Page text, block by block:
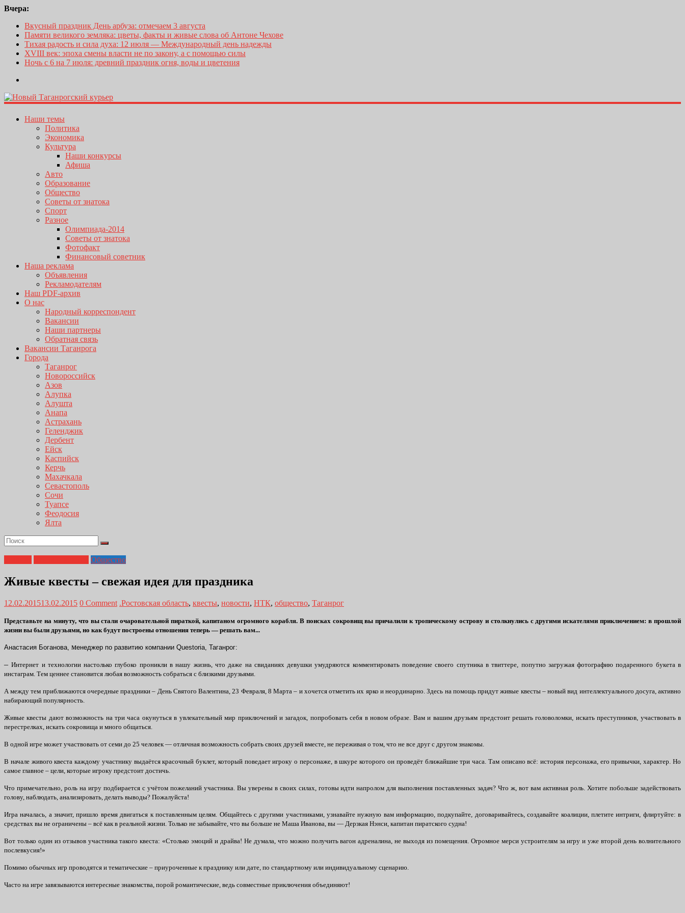
Вчера:
Вкусный праздник День арбуза: отмечаем 3 августа
Памяти великого земляка: цветы, факты и живые слова об Антоне Чехове
Тихая радость и сила духа: 12 июля — Международный день надежды
XVIII век: эпоха смены власти не по закону, а с помощью силы
Ночь с 6 на 7 июля: древний праздник огня, воды и цветения
Наши темы
Политика
Экономика
Культура
Наши конкурсы
Афиша
Авто
Образование
Общество
Советы от знатока
Спорт
Разное
Олимпиада-2014
Советы от знатока
Фотофакт
Финансовый советник
Наша реклама
Объявления
Рекламодателям
Наш PDF-архив
О нас
Народный корреспондент
Вакансии
Наши партнеры
Обратная связь
Вакансии Таганрога
Города
Таганрог
Новороссийск
Азов
Алупка
Алушта
Анапа
Астрахань
Геленджик
Дербент
Ейск
Каспийск
Керчь
Махачкала
Севастополь
Сочи
Туапсе
Феодосия
Ялта
Общество
Живые квесты – свежая идея для праздника
12.02.201513.02.2015 0 Comment .Ростовская область, квесты, новости, НТК, общество, Таганрог
Представьте на минуту, что вы стали очаровательной пираткой, капитаном огромного корабля. В поисках сокровищ вы причалили к тропическому острову и столкнулись с другими искателями приключением: в прошлой
жизни вы были друзьями, но как будут построены отношения теперь — решать вам...
Анастасия Боганова, менеджер по развитию компании Questoria, Таганрог:
–Интернет и технологии настолько глубоко проникли в нашу жизнь, что даже на свиданиях девушки умудряются комментировать поведение своего спутника в твиттере, попутно загружая фотографию подаренного букета в
инстаграм. Тем ценнее становится любая возможность собраться с близкими друзьями.
А между тем приближаются очередные праздники – День Святого Валентина, 23 Февраля, 8 Марта – и хочется отметить их ярко и неординарно. Здесь на помощь придут живые квесты – новый вид интеллектуального досуга, активно
набирающий популярность.
Живые квесты дают возможность на три часа окунуться в увлекательный мир приключений и загадок, попробовать себя в новом образе. Вам и вашим друзьям предстоит решать головоломки, искать преступников, участвовать в
перестрелках, искать сокровища и много общаться.
В одной игре может участвовать от семи до 25 человек — отличная возможность собрать своих друзей вместе, не переживая о том, что не все друг с другом знакомы.
В начале живого квеста каждому участнику выдаётся красочный буклет, который поведает игроку о персонаже, в шкуре которого он проведёт ближайшие три часа. Там описано всё: история персонажа, его привычки, характер. Но
самое главное – цели, которые игроку предстоит достичь.
Что примечательно, роль на игру подбирается с учётом пожеланий участника. Вы уверены в своих силах, готовы идти напролом для выполнения поставленных задач? Что ж, вот вам активная роль. Хотите побольше задействовать
голову, наблюдать, анализировать, делать выводы? Пожалуйста!
Игра началась, а значит, пришло время двигаться к поставленным целям. Общайтесь с другими участниками, узнавайте нужную вам информацию, подкупайте, договаривайтесь, создавайте коалиции, плетите интриги, флиртуйте: в
средствах вы не ограничены – всё как в реальной жизни. Только не забывайте, что вы больше не Маша Иванова, вы — Дерзкая Нэнси, капитан пиратского судна!
Вот только один из отзывов участника такого квеста: «Столько эмоций и драйва! Не думала, что можно получить вагон адреналина, не выходя из помещения. Огромное мерси устроителям за игру и уже второй день волнительного
послевкусия!»
Помимо обычных игр проводятся и тематические – приуроченные к празднику или дате, по стандартному или индивидуальному сценарию.
Часто на игре завязываются интересные знакомства, порой романтические, ведь совместные приключения объединяют!